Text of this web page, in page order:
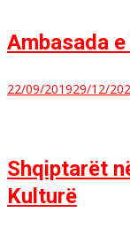
Ambasada
22/09/201929/12/
Shqiptarët
Kulturë